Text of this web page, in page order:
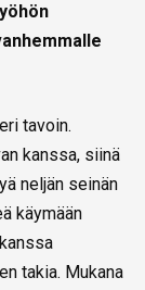
tavoin.
kanssa, siinä
neljän seinän
käymään
takia. Mukana